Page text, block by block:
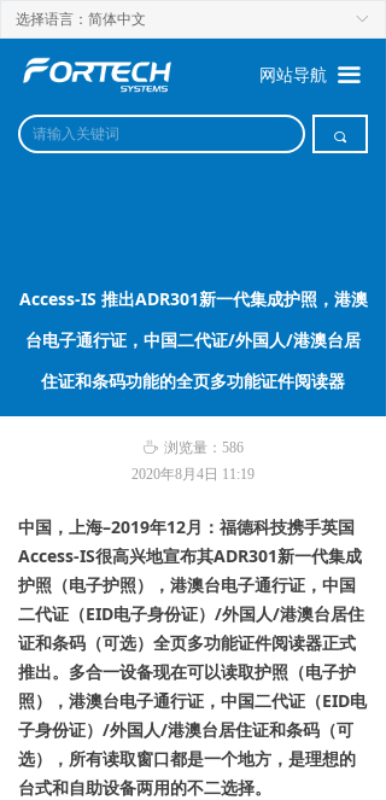
끠
끀
网站导航
ꀅ
选择语言：简体中文
Access-IS 推出ADR301新一代集成护照，港澳
台电子通行证，中国二代证/外国人/港澳台居
住证和条码功能的全页多功能证件阅读器
中国，上海–2019年12月：福德科技携手英国
Access-IS很高兴地宣布其ADR301新一代集成
护照（电子护照），港澳台电子通行证，中国
二代证（EID电子身份证）/外国人/港澳台居住
证和条码（可选）全页多功能证件阅读器正式
推出。多合一设备现在可以读取护照（电子护
照），港澳台电子通行证，中国二代证（EID电
子身份证）/外国人/港澳台居住证和条码（可
选），所有读取窗口都是一个地方，是理想的
台式和自助设备两用的不二选择。
2020年8月4日 11:19
ꄘ 浏览量： 586